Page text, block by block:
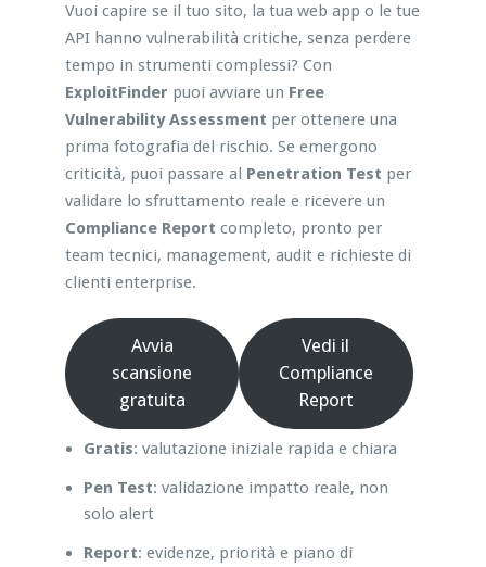
Vuoi capire se il tuo sito, la tua web app o le tue
API hanno vulnerabilità critiche, senza perdere
tempo in strumenti complessi? Con
ExploitFinder puoi avviare un Free
Vulnerability Assessment per ottenere una
prima fotografia del rischio. Se emergono
criticità, puoi passare al Penetration Test per
validare lo sfruttamento reale e ricevere un
Compliance Report completo, pronto per
team tecnici, management, audit e richieste di
clienti enterprise.
Avvia
scansione
gratuita
Vedi il
Compliance
Report
Gratis: valutazione iniziale rapida e chiara
Pen Test: validazione impatto reale, non
solo alert
Report: evidenze, priorità e piano di